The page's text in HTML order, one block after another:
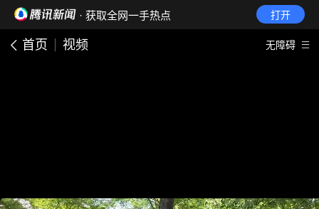
· 获取全网一手热点 打开
首页 视频 无障碍